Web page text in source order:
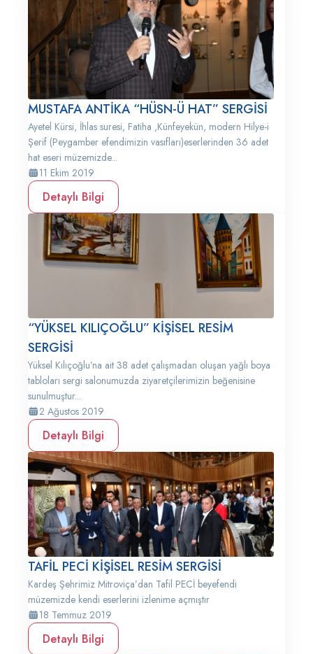
MUSTAFA ANTİKA “HÜSN-Ü HAT” SERGİSİ
Ayetel Kürsi, İhlas suresi, Fatiha ,Künfeyekün, modern Hilye-i
Şerif (Peygamber efendimizin vasıfları)eserlerinden 36 adet
hat eseri müzemizde...
11 Ekim 2019
Detaylı Bilgi
“YÜKSEL KILIÇOĞLU” KİŞİSEL RESİM
SERGİSİ
Yüksel Kılıçoğlu’na ait 38 adet çalışmadan oluşan yağlı boya
tabloları sergi salonumuzda ziyaretçilerimizin beğenisine
sunulmuştur...
2 Ağustos 2019
Detaylı Bilgi
TAFİL PECİ KİŞİSEL RESİM SERGİSİ
Kardeş Şehrimiz Mitroviça’dan Tafil PECİ beyefendi
müzemizde kendi eserlerini izlenime açmıştır
18 Temmuz 2019
Detaylı Bilgi